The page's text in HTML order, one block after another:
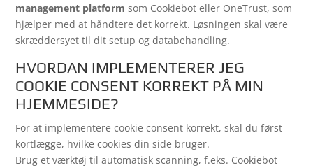
management platform som Cookiebot eller OneTrust, som
hjælper med at håndtere det korrekt. Løsningen skal være
skræddersyet til dit setup og databehandling.
HVORDAN IMPLEMENTERER JEG
COOKIE CONSENT KORREKT PÅ MIN
HJEMMESIDE?
For at implementere cookie consent korrekt, skal du først
kortlægge, hvilke cookies din side bruger.
Brug et værktøj til automatisk scanning, f.eks. Cookiebot